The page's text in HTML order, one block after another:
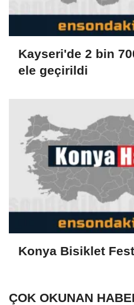
Kayseri'de 2 bin
ele geçirildi
Konya Bisiklet
ÇOK OKUNAN